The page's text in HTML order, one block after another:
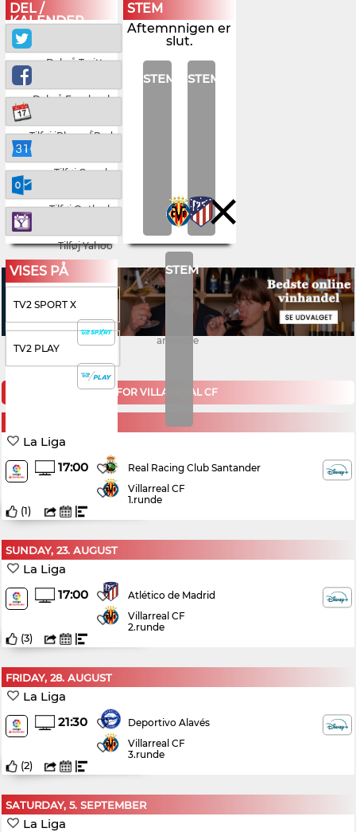
DEL /
KALENDER
Del på Twitter
Del på Facebook
Tilføj iPhone/iPad
Tilføj Google
Tilføj Outlook
Tilføj Yahoo
STEM
Aftemnnigen er
slut.
STEM STEM
STEM
VISES PÅ
TV2 SPORT X
TV2 PLAY
annonce
KOMMENDE KAMPE FOR VILLARREAL CF
La Liga
17:00
Real Racing Club Santander
Villarreal CF
1.runde
(1)
SUNDAY, 23. AUGUST
La Liga
17:00
Atlético de Madrid
Villarreal CF
2.runde
(3)
FRIDAY, 28. AUGUST
La Liga
21:30
Deportivo Alavés
Villarreal CF
3.runde
(2)
SATURDAY, 5. SEPTEMBER
La Liga